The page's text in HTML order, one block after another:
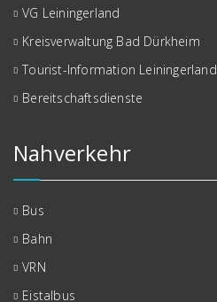
VG Leiningerland
Kreisverwaltung Bad Dürkheim
Tourist-Information Leiningerland
Bereitschaftsdienste
Nahverkehr
Bus
Bahn
VRN
Eistalbus